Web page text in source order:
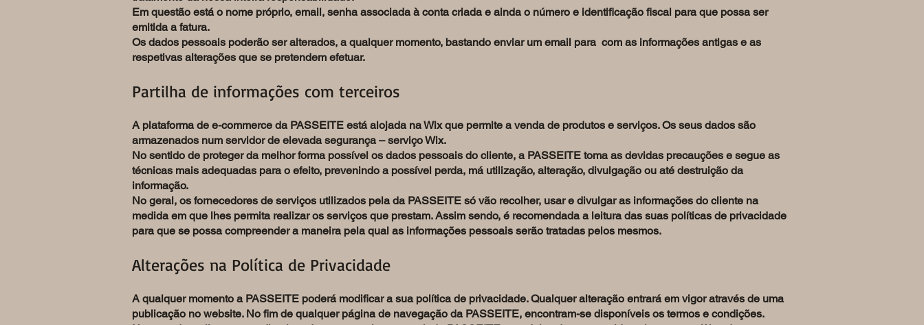
Em questão está o nome próprio, email, senha associada à conta criada e ainda o número e identificação fiscal para que possa ser
emitida a fatura.
Os dados pessoais poderão ser alterados, a qualquer momento, bastando enviar um email para com as informações antigas e as
respetivas alterações que se pretendem efetuar.
Partilha de informações com terceiros
A plataforma de e-commerce da PASSEITE está alojada na Wix que permite a venda de produtos e serviços. Os seus dados são
armazenados num servidor de elevada segurança – serviço Wix.
No sentido de proteger da melhor forma possível os dados pessoais do cliente, a PASSEITE toma as devidas precauções e segue as
técnicas mais adequadas para o efeito, prevenindo a possível perda, má utilização, alteração, divulgação ou até destruição da
informação.
No geral, os fornecedores de serviços utilizados pela da PASSEITE só vão recolher, usar e divulgar as informações do cliente na
medida em que lhes permita realizar os serviços que prestam. Assim sendo, é recomendada a leitura das suas políticas de privacidade
para que se possa compreender a maneira pela qual as informações pessoais serão tratadas pelos mesmos.
Alterações na Política de Privacidade
A qualquer momento a PASSEITE poderá modificar a sua política de privacidade. Qualquer alteração entrará em vigor através de uma
publicação no website. No fim de qualquer página de navegação da PASSEITE, encontram-se disponíveis os termos e condições.